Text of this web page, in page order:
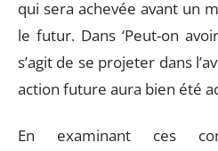
qui sera achevée avant un
le futur. Dans ‘Peut-on
s’agit de se projeter dans
action future aura bien été
En examinant ces